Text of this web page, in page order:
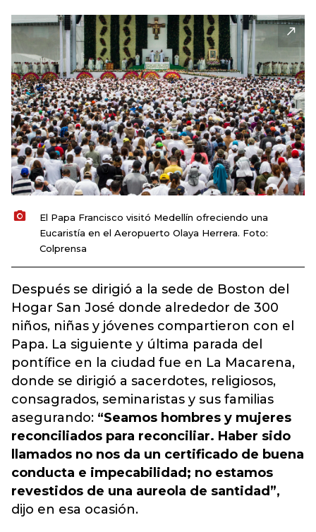
El Papa Francisco visitó Medellín ofreciendo una
Eucaristía en el Aeropuerto Olaya Herrera. Foto:
Colprensa
Después se dirigió a la sede de Boston del
Hogar San José donde alrededor de 300
niños, niñas y jóvenes compartieron con el
Papa. La siguiente y última parada del
pontífice en la ciudad fue en La Macarena,
donde se dirigió a sacerdotes, religiosos,
consagrados, seminaristas y sus familias
asegurando: “Seamos hombres y mujeres
reconciliados para reconciliar. Haber sido
llamados no nos da un certificado de buena
conducta e impecabilidad; no estamos
revestidos de una aureola de santidad”,
dijo en esa ocasión.